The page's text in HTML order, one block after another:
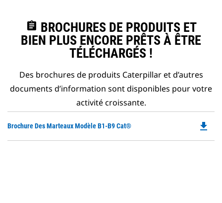
assignment BROCHURES DE PRODUITS ET
BIEN PLUS ENCORE PRÊTS À ÊTRE
TÉLÉCHARGÉS !
Des brochures de produits Caterpillar et d’autres
documents d’information sont disponibles pour votre
activité croissante.
Brochure Des Marteaux Modèle B1-B9 Cat® file_download